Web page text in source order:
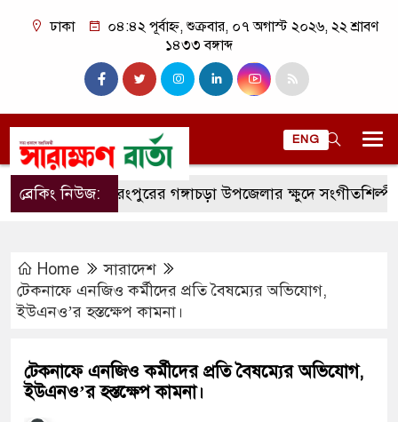
ঢাকা
০৪:৪২ পূর্বাহ্ন, শুক্রবার, ০৭ অগাস্ট ২০২৬, ২২ শ্রাবণ
১৪৩৩ বঙ্গাব্দ
ENG
ব্রেকিং নিউজ:রংপুরের গঙ্গাচড়া উপজেলার ক্ষুদে সংগীতশিল্পী
Home
সারাদেশ
টেকনাফে এনজিও কর্মীদের প্রতি বৈষম্যের অভিযোগ,
ইউএনও’র হস্তক্ষেপ কামনা।
টেকনাফে এনজিও কর্মীদের প্রতি বৈষম্যের অভিযোগ,
ইউএনও’র হস্তক্ষেপ কামনা।